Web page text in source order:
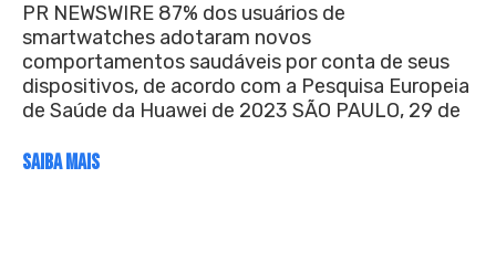
PR NEWSWIRE 87% dos usuários de
smartwatches adotaram novos
comportamentos saudáveis por conta de seus
dispositivos, de acordo com a Pesquisa Europeia
de Saúde da Huawei de 2023 SÃO PAULO, 29 de
SAIBA MAIS